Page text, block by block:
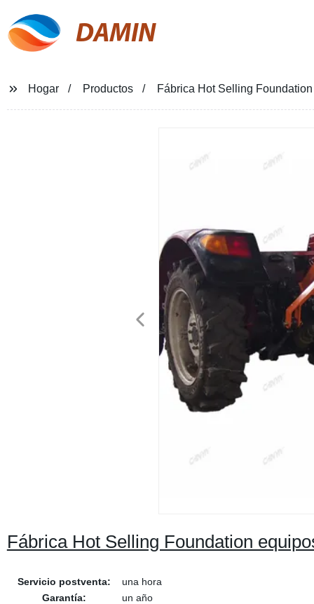
DAMIN
Hogar Productos Fábrica Hot Selling
Fábrica Hot Selling Foundation
Servicio postventa:
una hora
Garantía:
un año